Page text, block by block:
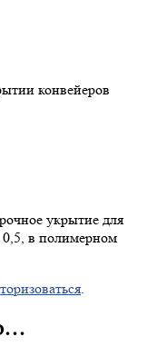
конвейеров
укрытие для
в полимерном